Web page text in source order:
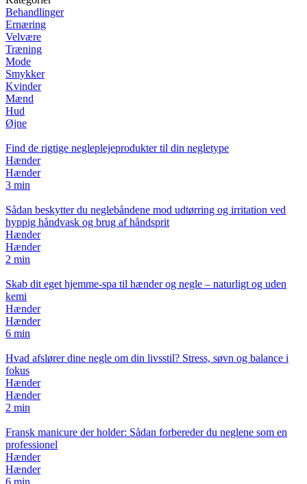
Behandlinger
Ernæring
Velvære
Træning
Mode
Smykker
Kvinder
Mænd
Hud
Øjne
Find de rigtige negleplejeprodukter til din negletype
Hænder
Hænder
3 min
Sådan beskytter du neglebåndene mod udtørring og irritation ved
hyppig håndvask og brug af håndsprit
Hænder
Hænder
2 min
Skab dit eget hjemme-spa til hænder og negle – naturligt og uden
kemi
Hænder
Hænder
6 min
Hvad afslører dine negle om din livsstil? Stress, søvn og balance i
fokus
Hænder
Hænder
2 min
Fransk manicure der holder: Sådan forbereder du neglene som en
professionel
Hænder
Hænder
6 min